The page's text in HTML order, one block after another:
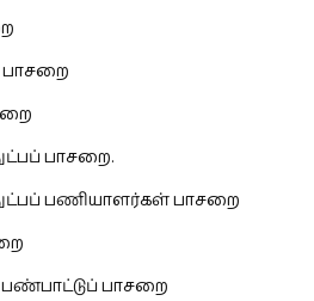
பாசறை
பாசறை.
பணியாளர்கள் பாசறை
பாசறை